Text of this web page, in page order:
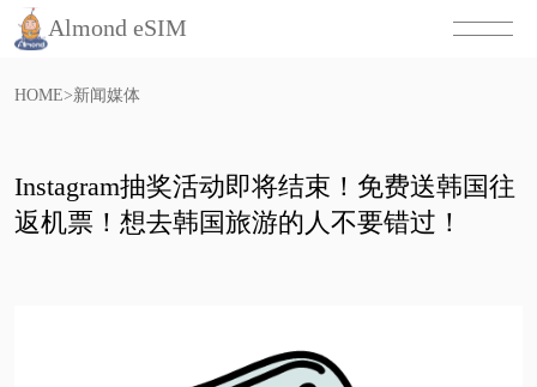
Almond eSIM
HOME>新闻媒体
Instagram抽奖活动即将结束！免费送韩国往
返机票！想去韩国旅游的人不要错过！